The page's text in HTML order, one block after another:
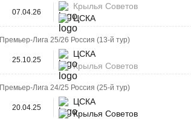
07.04.26
Крылья Советов
ЦСКА
Премьер-Лига 25/26 Россия (13-й тур)
25.10.25
ЦСКА
Крылья Советов
Премьер-Лига 24/25 Россия (25-й тур)
20.04.25
ЦСКА
Крылья Советов